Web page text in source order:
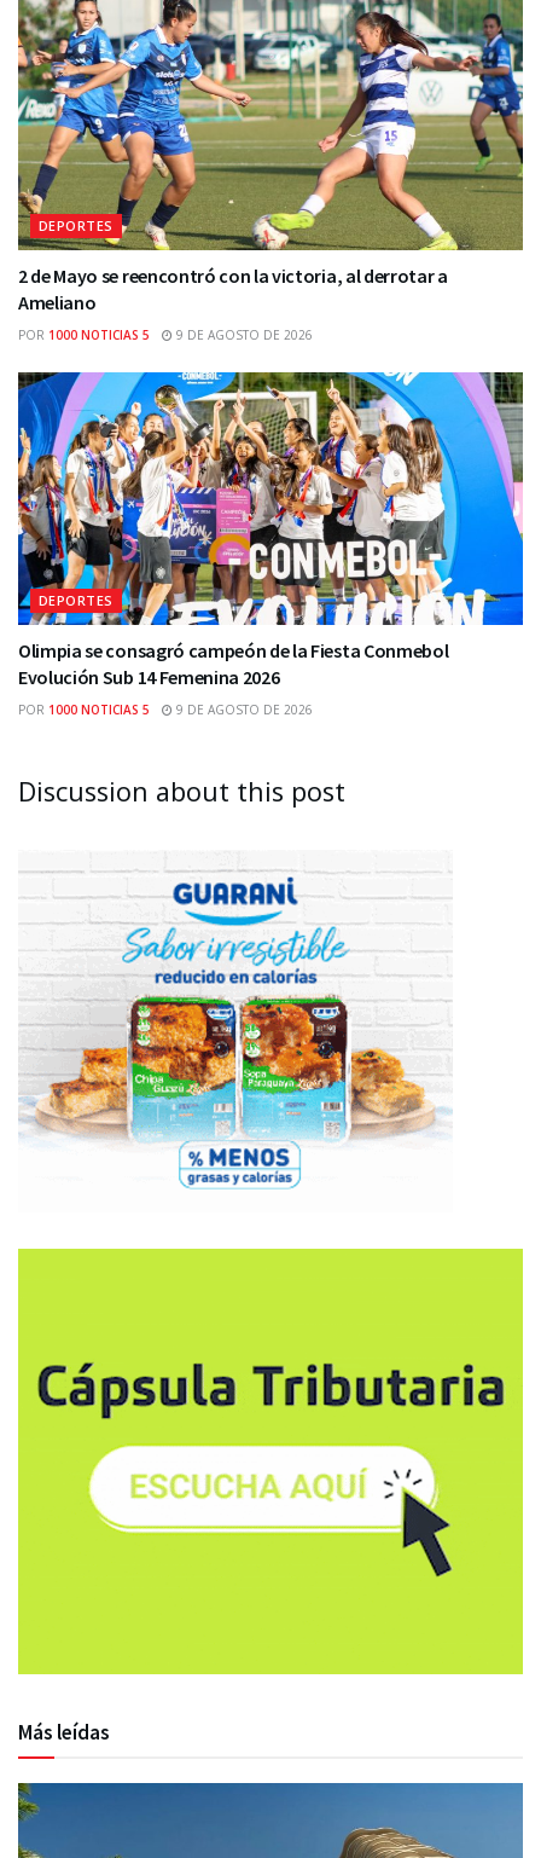
DEPORTES
2 de Mayo se reencontró con la victoria, al derrotar a
Ameliano
POR 1000 NOTICIAS 5 9 DE AGOSTO DE 2026
DEPORTES
Olimpia se consagró campeón de la Fiesta Conmebol
Evolución Sub 14 Femenina 2026
POR 1000 NOTICIAS 5 9 DE AGOSTO DE 2026
Discussion about this post
Más leídas